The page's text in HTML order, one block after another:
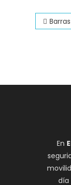
En
día